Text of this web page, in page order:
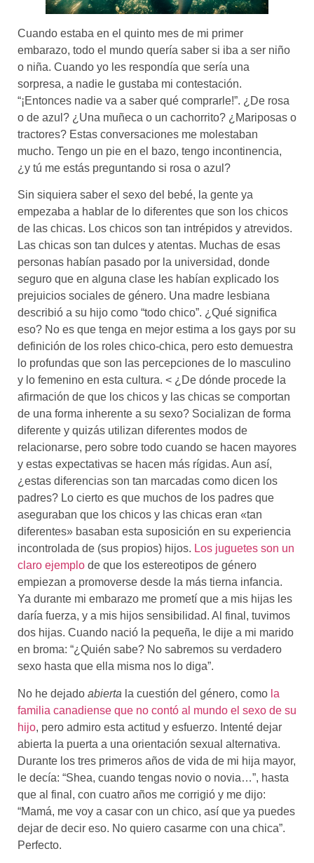
Cuando estaba en el quinto mes de mi primer
embarazo, todo el mundo quería saber si iba a ser niño
o niña. Cuando yo les respondía que sería una
sorpresa, a nadie le gustaba mi contestación.
“¡Entonces nadie va a saber qué comprarle!”. ¿De rosa
o de azul? ¿Una muñeca o un cachorrito? ¿Mariposas o
tractores? Estas conversaciones me molestaban
mucho. Tengo un pie en el bazo, tengo incontinencia,
¿y tú me estás preguntando si rosa o azul?
Sin siquiera saber el sexo del bebé, la gente ya
empezaba a hablar de lo diferentes que son los chicos
de las chicas. Los chicos son tan intrépidos y atrevidos.
Las chicas son tan dulces y atentas. Muchas de esas
personas habían pasado por la universidad, donde
seguro que en alguna clase les habían explicado los
prejuicios sociales de género. Una madre lesbiana
describió a su hijo como “todo chico”. ¿Qué significa
eso? No es que tenga en mejor estima a los gays por su
definición de los roles chico-chica, pero esto demuestra
lo profundas que son las percepciones de lo masculino
y lo femenino en esta cultura. < ¿De dónde procede la
afirmación de que los chicos y las chicas se comportan
de una forma inherente a su sexo? Socializan de forma
diferente y quizás utilizan diferentes modos de
relacionarse, pero sobre todo cuando se hacen mayores
y estas expectativas se hacen más rígidas. Aun así,
¿estas diferencias son tan marcadas como dicen los
padres? Lo cierto es que muchos de los padres que
aseguraban que los chicos y las chicas eran «tan
diferentes» basaban esta suposición en su experiencia
incontrolada de (sus propios) hijos. Los juguetes son un
claro ejemplo de que los estereotipos de género
empiezan a promoverse desde la más tierna infancia.
Ya durante mi embarazo me prometí que a mis hijas les
daría fuerza, y a mis hijos sensibilidad. Al final, tuvimos
dos hijas. Cuando nació la pequeña, le dije a mi marido
en broma: “¿Quién sabe? No sabremos su verdadero
sexo hasta que ella misma nos lo diga”.
No he dejado abierta la cuestión del género, como la
familia canadiense que no contó al mundo el sexo de su
hijo, pero admiro esta actitud y esfuerzo. Intenté dejar
abierta la puerta a una orientación sexual alternativa.
Durante los tres primeros años de vida de mi hija mayor,
le decía: “Shea, cuando tengas novio o novia…”, hasta
que al final, con cuatro años me corrigió y me dijo:
“Mamá, me voy a casar con un chico, así que ya puedes
dejar de decir eso. No quiero casarme con una chica”.
Perfecto.